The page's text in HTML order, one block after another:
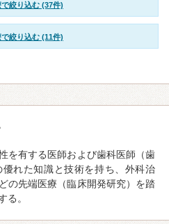
絞り込む (37件)
で絞り込む (11件)
を有する医師および歯科医師（歯
れた知識と技術を持ち、外科治
の先端医療（臨床開発研究）を踏
る。